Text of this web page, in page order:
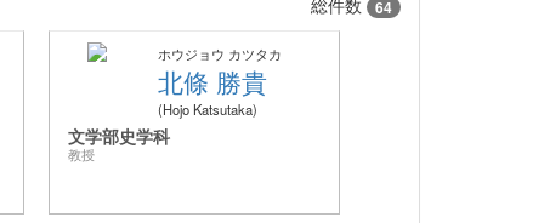
総件数 64
ホウジョウ カツタカ
北條 勝貴
Hojo Katsutaka
文学部史学科
教授